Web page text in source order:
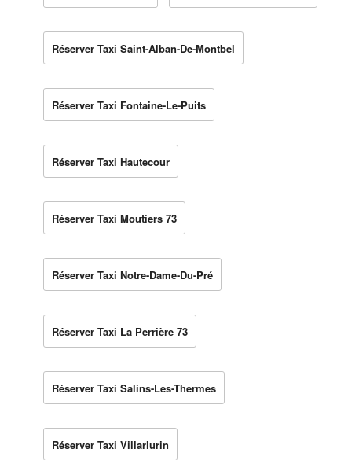
Réserver Taxi Saint-Alban-De-Montbel
Réserver Taxi Fontaine-Le-Puits
Réserver Taxi Hautecour
Réserver Taxi Moutiers 73
Réserver Taxi Notre-Dame-Du-Pré
Réserver Taxi La Perrière 73
Réserver Taxi Salins-Les-Thermes
Réserver Taxi Villarlurin